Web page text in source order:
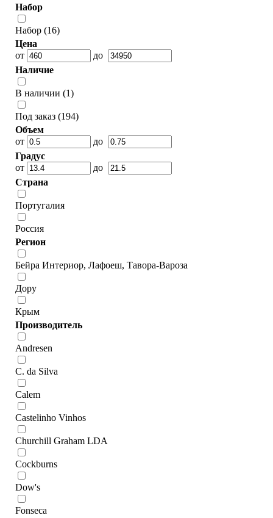
Набор
Набор (16)
Цена
от
до
Наличие
В наличии (1)
Под заказ (194)
Объем
от
до
Градус
от
до
Страна
Португалия
Россия
Регион
Бейра Интериор, Лафоеш, Тавора-Вароза
Дору
Крым
Производитель
Andresen
C. da Silva
Calem
Castelinho Vinhos
Churchill Graham LDA
Cockburns
Dow's
Fonseca